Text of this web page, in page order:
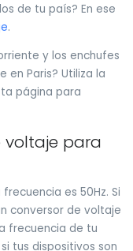
de tu país? En ese
.
y los enchufes
en Paris? Utiliza la
página para
voltaje para
es 50Hz. Si
conversor de voltaje
frecuencia de tu
tus dispositivos son